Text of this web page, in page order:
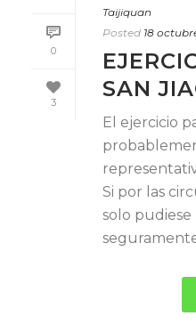
0
3
Taijiquan
Posted 18
SAN
El ejercicio
Si por las
solo